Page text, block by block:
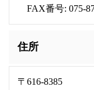
FAX番号: 075-
住所
〒616-8385